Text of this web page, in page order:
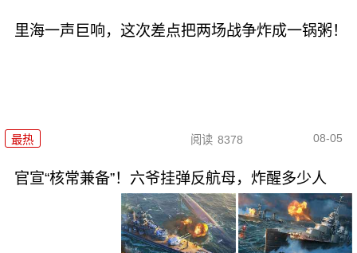
里海一声巨响，这次差点把两场战争炸成一锅粥！
最热 阅读 8378 08-05
官宣“核常兼备”！六爷挂弹反航母，炸醒多少人